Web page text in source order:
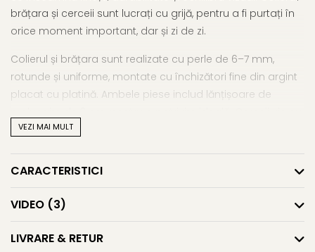
brățara și cerceii sunt lucrați cu grijă, pentru a fi purtați în
orice moment important, dar și zi de zi.
Colierul și brățara sunt realizate cu perle de 6–7 mm,
rotunde și uniforme, montate cu închizători fine din argint
placat cu platină. Ambele piese includ lănțișoare de
perle tip buton, ușor mai mari (7,5–8 mm), pe montură
Placarea cu platină protejează metalul în timp, menținând
asemănătoare aurului alb. Acest
set cu perle naturale și
un stil clasic, dar cu detalii gândite pentru longevitate.
VEZI MAI MULT
CARACTERISTICI
VIDEO (3)
LIVRARE & RETUR